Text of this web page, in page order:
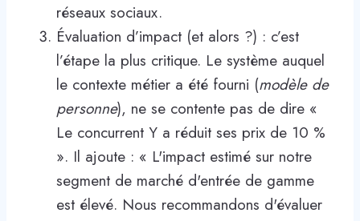
réseaux sociaux.
Évaluation d’impact (et alors ?) : c’est
l’étape la plus critique. Le système auquel
le contexte métier a été fourni (modèle de
personne), ne se contente pas de dire «
Le concurrent Y a réduit ses prix de 10 %
». Il ajoute : « L'impact estimé sur notre
segment de marché d'entrée de gamme
est élevé. Nous recommandons d'évaluer